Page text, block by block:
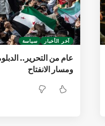
آخر الأخبار سياسة
عام من التحرير..
ومسار الانفتاح